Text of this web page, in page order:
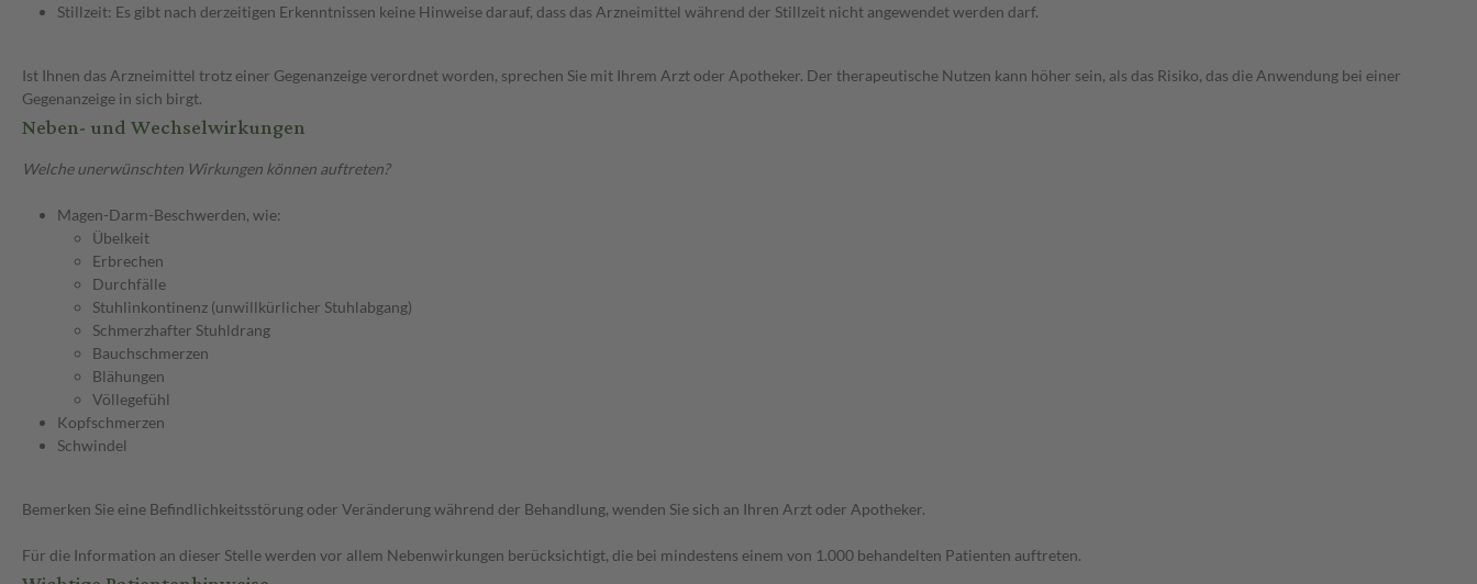
Stillzeit: Es gibt nach derzeitigen Erkenntnissen keine Hinweise darauf, dass das Arzneimittel während der Stillzeit nicht angewendet werden darf.
Ist Ihnen das Arzneimittel trotz einer Gegenanzeige verordnet worden, sprechen Sie mit Ihrem Arzt oder Apotheker. Der therapeutische Nutzen kann höher sein, als das Risiko, das die Anwendung bei einer
Gegenanzeige in sich birgt.
Neben- und Wechselwirkungen
Welche unerwünschten Wirkungen können auftreten?
Magen-Darm-Beschwerden, wie:
Übelkeit
Erbrechen
Durchfälle
Stuhlinkontinenz (unwillkürlicher Stuhlabgang)
Schmerzhafter Stuhldrang
Bauchschmerzen
Blähungen
Völlegefühl
Kopfschmerzen
Schwindel
Bemerken Sie eine Befindlichkeitsstörung oder Veränderung während der Behandlung, wenden Sie sich an Ihren Arzt oder Apotheker.
Für die Information an dieser Stelle werden vor allem Nebenwirkungen berücksichtigt, die bei mindestens einem von 1.000 behandelten Patienten auftreten.